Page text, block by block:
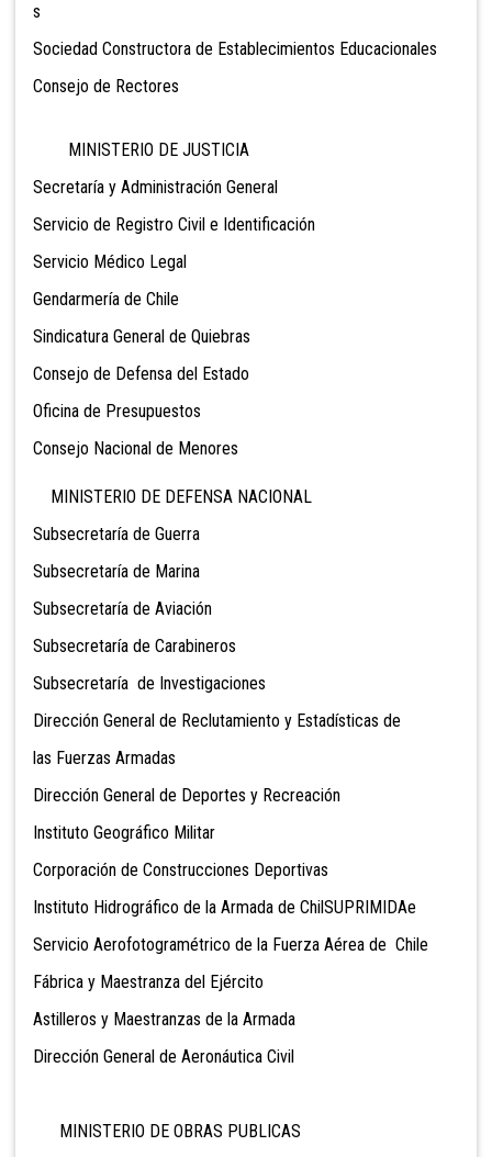
s
Sociedad Constructora de Establecimientos Educacionales
Consejo de Rectores
MINISTERIO DE JUSTICIA
Secretaría y Administración General
Servicio de Registro Civil e Identificación
Servicio Médico Legal
Gendarmería de Chile
Sindicatura General de Quiebras
Consejo de Defensa del Estado
Oficina de Presupuestos
Consejo Nacional de Menores
MINISTERIO DE DEFENSA NACIONAL
Subsecretaría de Guerra
Subsecretaría de Marina
Subsecretaría de Aviación
Subsecretaría de Carabineros
Subsecretaría de Investigaciones
Dirección General de Reclutamiento y Estadísticas de
las Fuerzas Armadas
Dirección General de Deportes y Recreación
Instituto Geográfico Militar
Corporación de Construcciones Deportivas
Instituto Hidrográfico de la Armada de ChilSUPRIMIDAe
Servicio Aerofotogramétrico de la Fuerza Aérea de Chile
Fábrica y Maestranza del Ejército
Astilleros y Maestranzas de la Armada
Dirección General de Aeronáutica Civil
MINISTERIO DE OBRAS PUBLICAS